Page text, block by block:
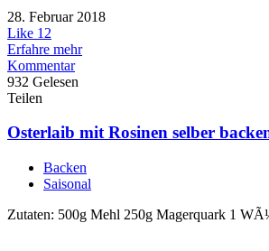
28. Februar 2018
Like 12
Erfahre mehr
Kommentar
932 Gelesen
Teilen
Osterlaib mit Rosinen selber
Backen
Saisonal
Zutaten: 500g Mehl 250g Magerquark 1